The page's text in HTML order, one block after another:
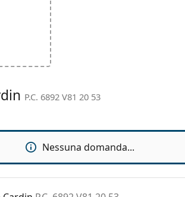
P.C. 6892 V81 20 53
Nessuna domanda...